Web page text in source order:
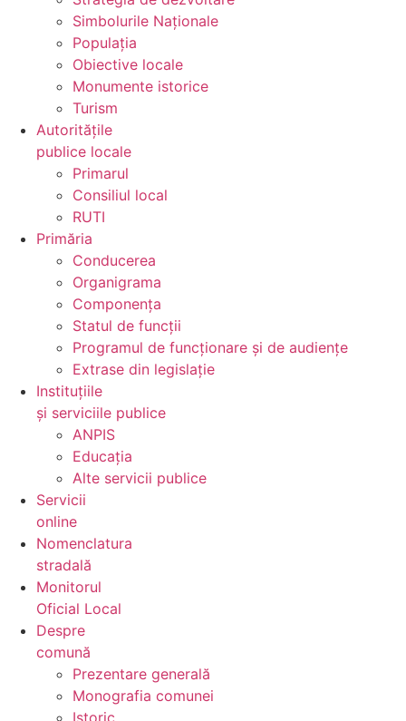
Simbolurile Naționale
Populația
Obiective locale
Monumente istorice
Turism
Autoritățile
publice locale
Primarul
Consiliul local
RUTI
Primăria
Conducerea
Organigrama
Componența
Statul de funcții
Programul de funcționare și de audiențe
Extrase din legislație
Instituțiile
și serviciile publice
ANPIS
Educația
Alte servicii publice
Servicii
online
Nomenclatura
stradală
Monitorul
Oficial Local
Despre
comună
Prezentare generală
Monografia comunei
Istoric